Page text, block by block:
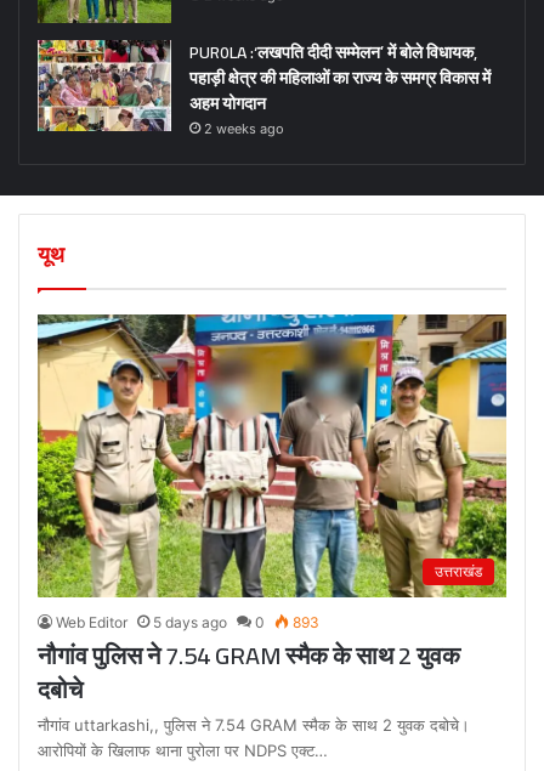
PUR0LA :‘लखपति दीदी सम्मेलन’ में बोले विधायक,
पहाड़ी क्षेत्र की महिलाओं का राज्य के समग्र विकास में
अहम योगदान
2 weeks ago
यूथ
उत्तराखंड
Web Editor 5 days ago 0 893
नौगांव पुलिस ने 7.54 GRAM स्मैक के साथ 2 युवक
दबोचे
नौगांव uttarkashi,, पुलिस ने 7.54 GRAM स्मैक के साथ 2 युवक दबोचे।
आरोपियों के खिलाफ थाना पुरोला पर NDPS एक्ट…